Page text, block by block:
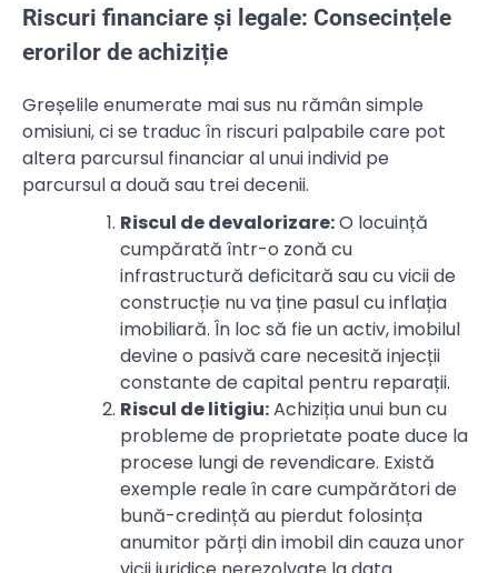
Riscuri financiare și legale: Consecințele
erorilor de achiziție
Greșelile enumerate mai sus nu rămân simple
omisiuni, ci se traduc în riscuri palpabile care pot
altera parcursul financiar al unui individ pe
parcursul a două sau trei decenii.
Riscul de devalorizare:O locuință
cumpărată într-o zonă cu
infrastructură deficitară sau cu vicii de
construcție nu va ține pasul cu inflația
imobiliară. În loc să fie un activ, imobilul
devine o pasivă care necesită injecții
constante de capital pentru reparații.
Riscul de litigiu:Achiziția unui bun cu
probleme de proprietate poate duce la
procese lungi de revendicare. Există
exemple reale în care cumpărători de
bună-credință au pierdut folosința
anumitor părți din imobil din cauza unor